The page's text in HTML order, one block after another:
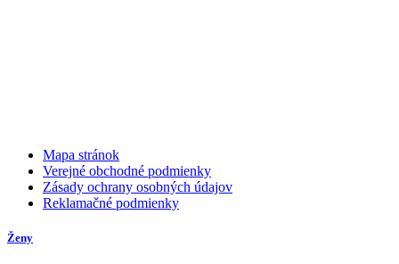
Mapa stránok
Verejné obchodné podmienky
Zásady ochrany osobných údajov
Reklamačné podmienky
Ženy